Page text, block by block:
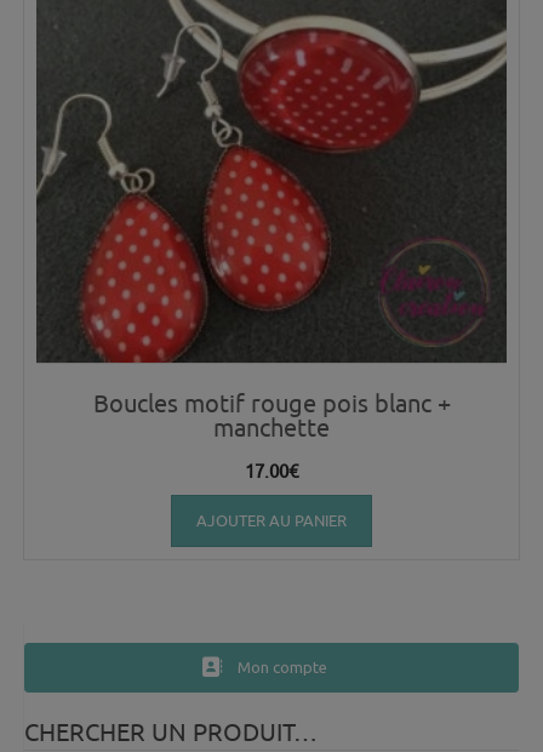
Boucles motif rouge pois blanc +
manchette
17.00€
AJOUTER AU PANIER
Mon compte
CHERCHER UN PRODUIT…